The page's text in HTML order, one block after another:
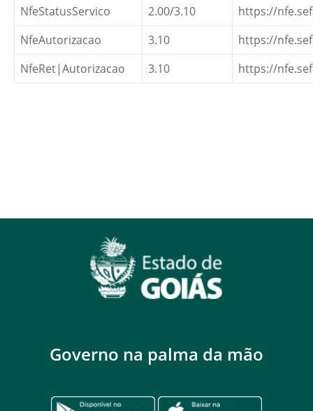
NfeStatusServico
2.00/3.10
https://
NfeAutorizacao
3.10
https://
NfeRet|Autorizacao
3.10 https://
Governo na palma da mão